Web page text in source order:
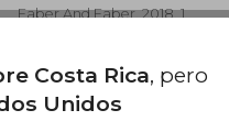
Faber And Faber, 2018, 1
Costa Rica, pero
Unidos